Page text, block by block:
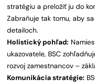
stratégiu a preložiť ju do
Zabraňuje tak tomu, aby
detailoch.
Holistický pohľad:
ukazovatele, BSC
rozvoj zamestnancov –
Komunikácia stratégie: